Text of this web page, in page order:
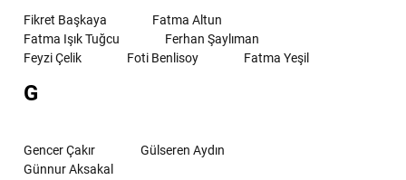
Fikret Başkaya
Fatma Altun
Fatma Işık Tuğcu
Ferhan Şaylıman
Feyzi Çelik
Foti Benlisoy Fatma Yeşil
G
Gencer Çakır
Gülseren Aydın
Günnur Aksakal